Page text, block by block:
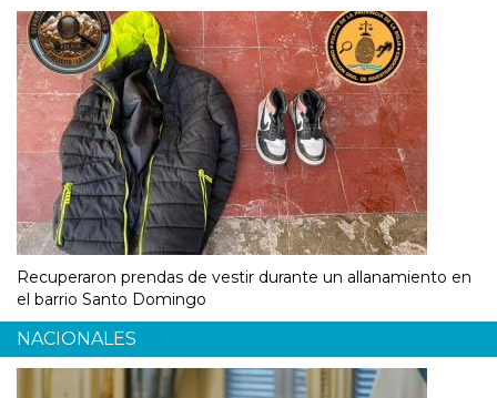
Recuperaron prendas de vestir durante un allanamiento en
el barrio Santo Domingo
NACIONALES